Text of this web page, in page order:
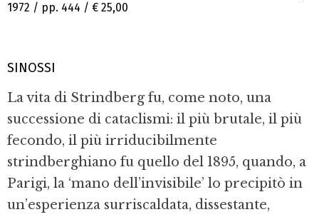
1972 / pp. 444 / € 25,00
SINOSSI
La vita di Strindberg fu, come noto, una
successione di cataclismi: il più brutale, il più
fecondo, il più irriducibilmente
strindberghiano fu quello del 1895, quando, a
Parigi, la ‘mano dell’invisibile’ lo precipitò in
un’esperienza surriscaldata, dissestante,